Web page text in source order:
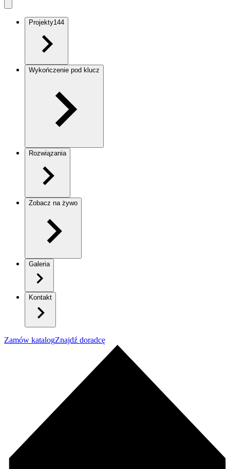
Projekty144
Wykończenie pod klucz
Rozwiązania
Zobacz na żywo
Galeria
Kontakt
Zamów katalogZnajdź doradcę